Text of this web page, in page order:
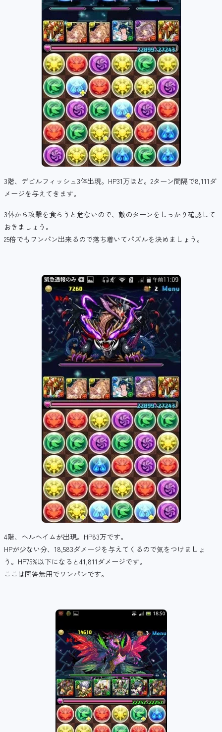
3階、デビルフィッシュ3体出現。HP31万ほど。2ターン間隔で8,111ダ
メージを与えてきます。
3体から攻撃を食らうと危ないので、敵のターンをしっかり確認して
おきましょう。
25倍でもワンパン出来るので落ち着いてパズルを決めましょう。
4階、ヘルヘイムが出現。HP83万です。
HPが少ない分、18,583ダメージを与えてくるので気をつけましょ
う。HP75%以下になると41,811ダメージです。
ここは問答無用でワンパンです。